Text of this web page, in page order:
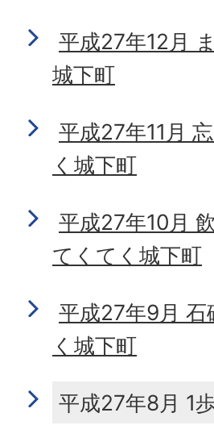
平成27年12月
城下町
平成27年11月
く城下町
平成27年10月
てくてく城下町
平成27年9月
く城下町
平成27年8月 1